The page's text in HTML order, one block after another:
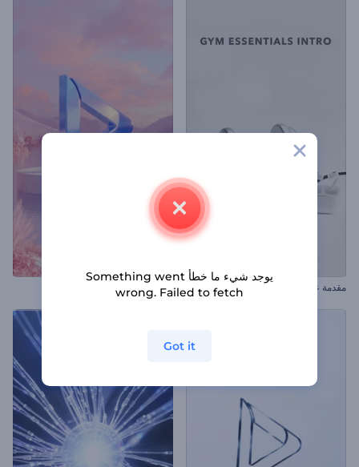
مقدمة عن أساسيات الصالة الرياضية الكشف عن شعار بينك فالي
يوجد شيء ما خطأ Something went
wrong. Failed to fetch
Got it